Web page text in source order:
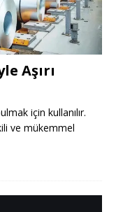
Aşırı
için kullanılır.
ve mükemmel